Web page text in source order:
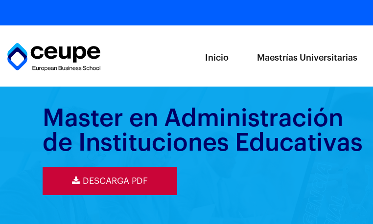
Inicio Maestrías Universitarias
Master en Administración
de Instituciones Educativas
DESCARGA PDF